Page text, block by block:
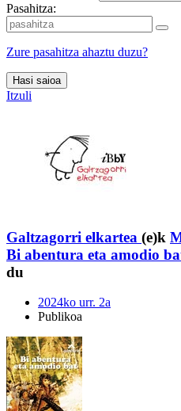
Pasahitza:
Zure pasahitza ahaztu duzu?
Hasi saioa
Itzuli
Galtzagorri elkartea (e)k
Bi abentura eta amodio
du
2024ko urr. 2a
Publikoa